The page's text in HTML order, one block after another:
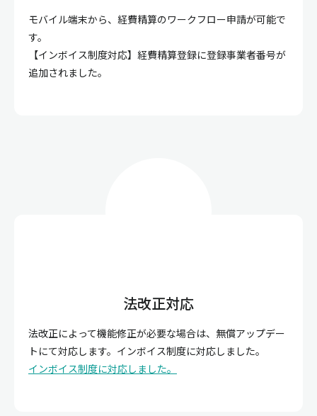
モバイル端末から、経費精算のワークフロー申請が可能で
す。
【インボイス制度対応】経費精算登録に登録事業者番号が
追加されました。
法改正対応
法改正によって機能修正が必要な場合は、無償アップデー
トにて対応します。インボイス制度に対応しました。
インボイス制度に対応しました。